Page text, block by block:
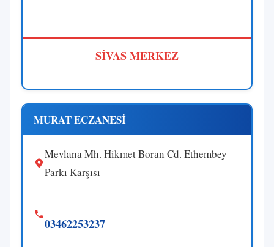
SİVAS MERKEZ
MURAT ECZANESİ
Mevlana Mh. Hikmet Boran Cd. Ethembey
Parkı Karşısı
03462253237